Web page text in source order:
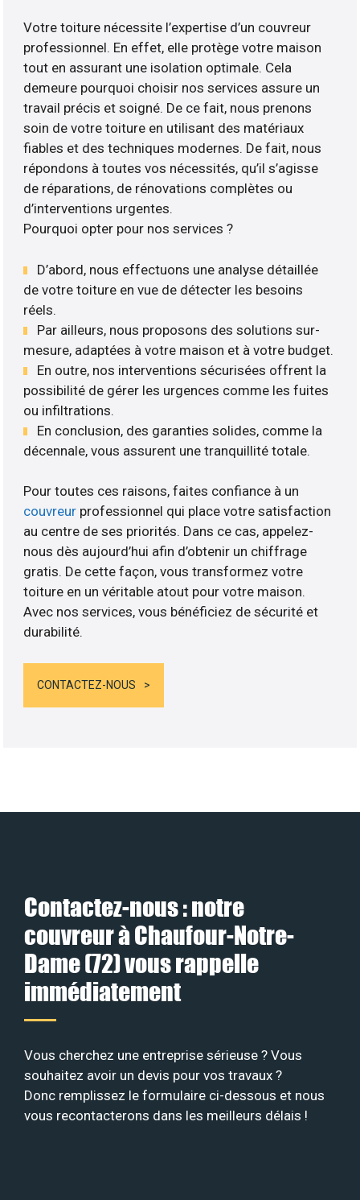
Votre toiture nécessite l’expertise d’un couvreur
professionnel. En effet, elle protège votre maison
tout en assurant une isolation optimale. Cela
demeure pourquoi choisir nos services assure un
travail précis et soigné. De ce fait, nous prenons
soin de votre toiture en utilisant des matériaux
fiables et des techniques modernes. De fait, nous
répondons à toutes vos nécessités, qu’il s’agisse
de réparations, de rénovations complètes ou
d’interventions urgentes.
Pourquoi opter pour nos services ?
D’abord, nous effectuons une analyse détaillée
de votre toiture en vue de détecter les besoins
réels.
Par ailleurs, nous proposons des solutions sur-
mesure, adaptées à votre maison et à votre budget.
En outre, nos interventions sécurisées offrent la
possibilité de gérer les urgences comme les fuites
ou infiltrations.
En conclusion, des garanties solides, comme la
décennale, vous assurent une tranquillité totale.
Pour toutes ces raisons, faites confiance à un
couvreur professionnel qui place votre satisfaction
au centre de ses priorités. Dans ce cas, appelez-
nous dès aujourd’hui afin d’obtenir un chiffrage
gratis. De cette façon, vous transformez votre
toiture en un véritable atout pour votre maison.
Avec nos services, vous bénéficiez de sécurité et
durabilité.
CONTACTEZ-NOUS
Contactez-nous : notre
couvreur à Chaufour-Notre-
Dame (72) vous rappelle
immédiatement
Vous cherchez une entreprise sérieuse ? Vous
souhaitez avoir un devis pour vos travaux ?
Donc remplissez le formulaire ci-dessous et nous
vous recontacterons dans les meilleurs délais !